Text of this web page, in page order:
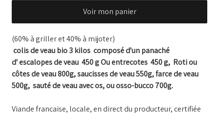
Voir mon panier
(60% à griller et 40% à mijoter)
colis de veau bio 3 kilos composé d'un panaché
d' escalopes de veau 450 g Ou entrecotes 450 g, Roti ou
côtes de veau 800g, saucisses de veau 550g, farce de veau
500g, sauté de veau avec os, ou osso-bucco 700g.
Viande francaise, locale, en direct du producteur, certifiée